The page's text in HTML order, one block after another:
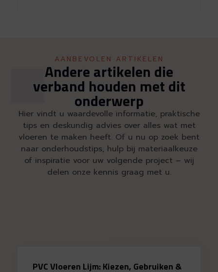
AANBEVOLEN ARTIKELEN
Andere artikelen die
verband houden met dit
onderwerp
Hier vindt u waardevolle informatie, praktische
tips en deskundig advies over alles wat met
vloeren te maken heeft. Of u nu op zoek bent
naar onderhoudstips, hulp bij materiaalkeuze
of inspiratie voor uw volgende project – wij
delen onze kennis graag met u.
PVC Vloeren Lijm: Kiezen, Gebruiken &